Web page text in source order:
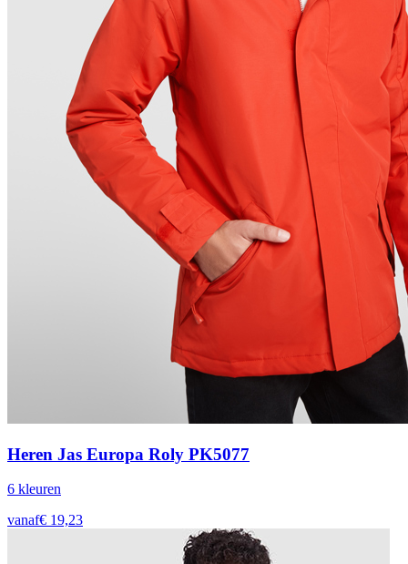
Heren Jas Europa Roly PK5077
6 kleuren
vanaf€ 19,23